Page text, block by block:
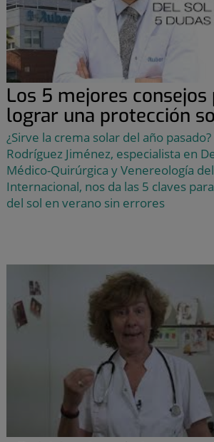
Los 5 mejores consejos
lograr una protección
¿Sirve la crema solar del año
Rodríguez Jiménez, especialista en
Médico-Quirúrgica y Venereología
Internacional, nos da las 5 claves
del sol en verano sin errores